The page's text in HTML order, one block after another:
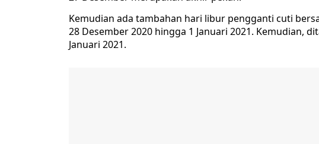
Kemudian ada tambahan hari libur pengganti cuti
28 Desember 2020 hingga 1 Januari 2021. Kemudian,
Januari 2021.